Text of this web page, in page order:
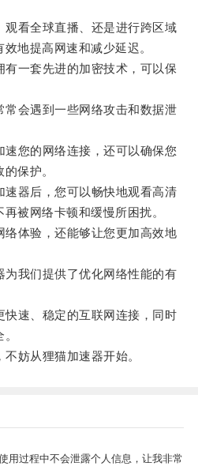
看全球直播、还是进行跨区域
地提高网速和减少延迟。
一套先进的加密技术，可以保
会遇到一些网络攻击和数据泄
您的网络连接，还可以确保您
保护。
器后，您可以畅快地观看高清
被网络卡顿和缓慢所困扰。
体验，还能够让您更加高效地
我们提供了优化网络性能的有
速、稳定的互联网连接，同时
妨从狸猫加速器开始。
用过程中不会泄露个人信息，让我非常